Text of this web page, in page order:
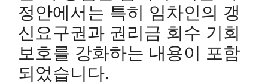
정안에서는 특히 임차인의 갱
신요구권과 권리금 회수 기회
보호를 강화하는 내용이 포함
되었습니다.